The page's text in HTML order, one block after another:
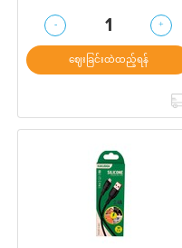
- 1
+
ဈေးခြင်းထဲထည့်ရန်